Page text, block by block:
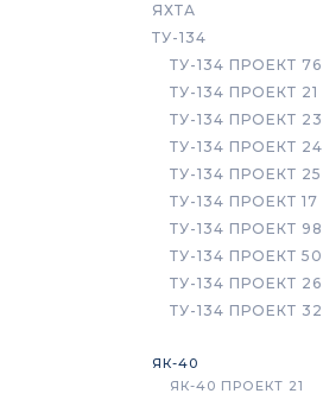
ЯХТА
ТУ-134
ТУ-134 ПРОЕКТ 76
ТУ-134 ПРОЕКТ 21
ТУ-134 ПРОЕКТ 23
ТУ-134 ПРОЕКТ 24
ТУ-134 ПРОЕКТ 25
ТУ-134 ПРОЕКТ 17
ТУ-134 ПРОЕКТ 98
ТУ-134 ПРОЕКТ 50
ТУ-134 ПРОЕКТ 26
ТУ-134 ПРОЕКТ 32
ЯК-40
ЯК-40 ПРОЕКТ 21